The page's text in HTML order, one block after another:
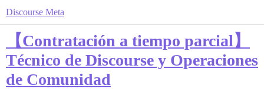
Discourse Meta
【Contratación a tiempo parcial】
Técnico de Discourse y Operaciones
de Comunidad